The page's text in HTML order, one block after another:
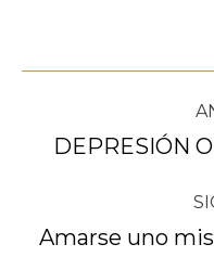
entre
DEPRESIÓN
Amarse uno